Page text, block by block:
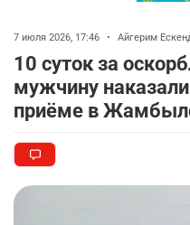
7 июля 2026, 17:46 • Айгерим
10 суток за
мужчину
приёме в